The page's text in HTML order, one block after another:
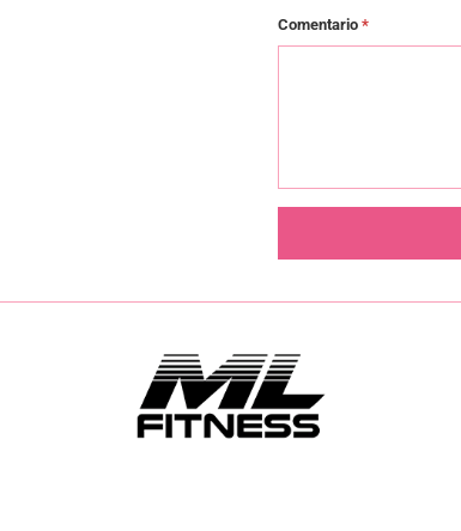
Comentario *